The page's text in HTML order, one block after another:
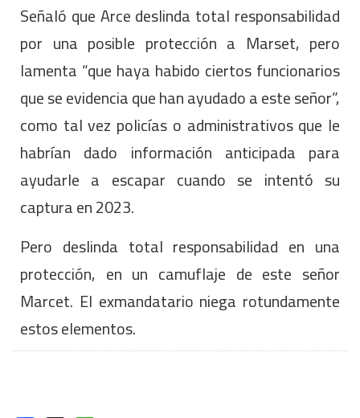
Señaló que Arce deslinda total responsabilidad
por una posible protección a Marset, pero
lamenta “que haya habido ciertos funcionarios
que se evidencia que han ayudado a este señor”,
como tal vez policías o administrativos que le
habrían dado información anticipada para
ayudarle a escapar cuando se intentó su
captura en 2023.
Pero deslinda total responsabilidad en una
protección, en un camuflaje de este señor
Marcet. El exmandatario niega rotundamente
estos elementos.